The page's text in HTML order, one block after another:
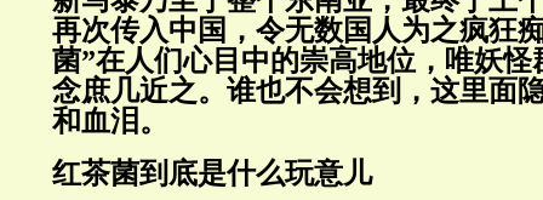
再次传入中国，令无数国人为之疯狂
菌”在人们心目中的崇高地位，唯妖
念庶几近之。谁也不会想到，这里面
和血泪。
红茶菌到底是什么玩意儿